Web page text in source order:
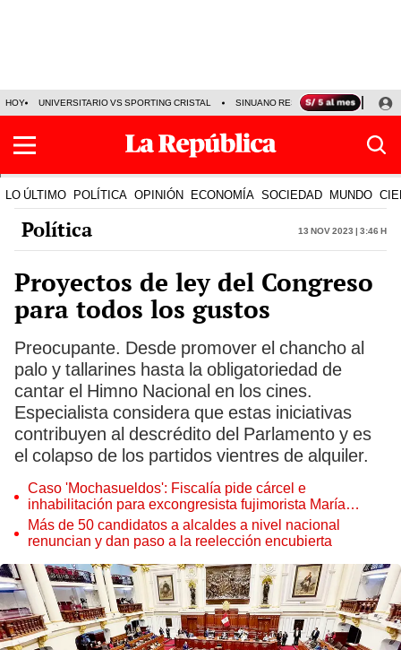
HOY UNIVERSITARIO VS SPORTING CRISTAL SINUANO RESULTADOS HOY
LO ÚLTIMO POLÍTICA OPINIÓN ECONOMÍA SOCIEDAD MUNDO
Política 13 Nov 2023 | 3:46 h
Proyectos de ley del Congreso
para todos los gustos
Preocupante. Desde promover el chancho al
palo y tallarines hasta la obligatoriedad de
cantar el Himno Nacional en los cines.
Especialista considera que estas iniciativas
contribuyen al descrédito del Parlamento y es
el colapso de los partidos vientres de alquiler.
Caso 'Mochasueldos': Fiscalía pide cárcel e
inhabilitación para excongresista fujimorista María
Cordero Jon Tay
Más de 50 candidatos a alcaldes a nivel nacional
renuncian y dan paso a la reelección encubierta